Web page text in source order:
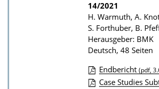
t
i
o
n
14/2021
H. Warmuth, A.
S. Forthuber, B.
Herausgeber: BMK
Deutsch, 48 Seiten
D
Endbericht (pdf,
Case Studies